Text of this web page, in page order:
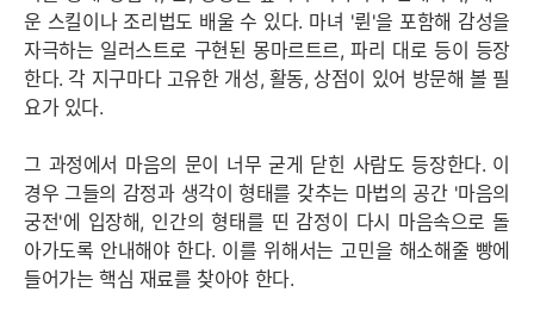
운 스킬이나 조리법도 배울 수 있다. 마녀 '륀'을 포함해 감성을
자극하는 일러스트로 구현된 몽마르트르, 파리 대로 등이 등장
한다. 각 지구마다 고유한 개성, 활동, 상점이 있어 방문해 볼 필
요가 있다.
그 과정에서 마음의 문이 너무 굳게 닫힌 사람도 등장한다. 이
경우 그들의 감정과 생각이 형태를 갖추는 마법의 공간 '마음의
궁전'에 입장해, 인간의 형태를 띤 감정이 다시 마음속으로 돌
아가도록 안내해야 한다. 이를 위해서는 고민을 해소해줄 빵에
들어가는 핵심 재료를 찾아야 한다.